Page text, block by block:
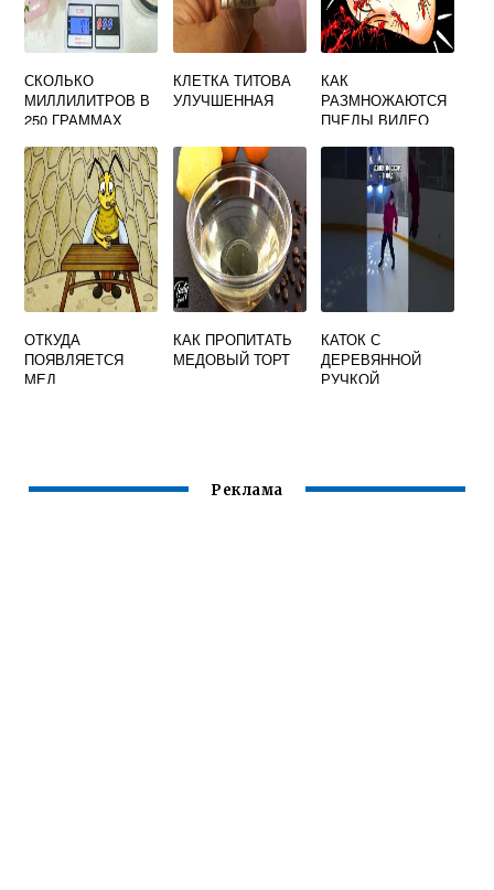
СКОЛЬКО
МИЛЛИЛИТРОВ В
250 ГРАММАХ
КЛЕТКА ТИТОВА
УЛУЧШЕННАЯ
КАК
РАЗМНОЖАЮТСЯ
ПЧЕЛЫ ВИДЕО
ОТКУДА
ПОЯВЛЯЕТСЯ
МЕД
КАК ПРОПИТАТЬ
МЕДОВЫЙ ТОРТ
КАТОК С
ДЕРЕВЯННОЙ
РУЧКОЙ
Реклама